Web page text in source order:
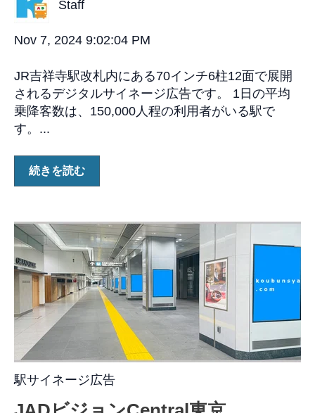
Staff
Nov 7, 2024 9:02:04 PM
JR吉祥寺駅改札内にある70インチ6柱12面で展開
されるデジタルサイネージ広告です。 1日の平均
乗降客数は、150,000人程の利用者がいる駅で
す。...
続きを読む
駅サイネージ広告